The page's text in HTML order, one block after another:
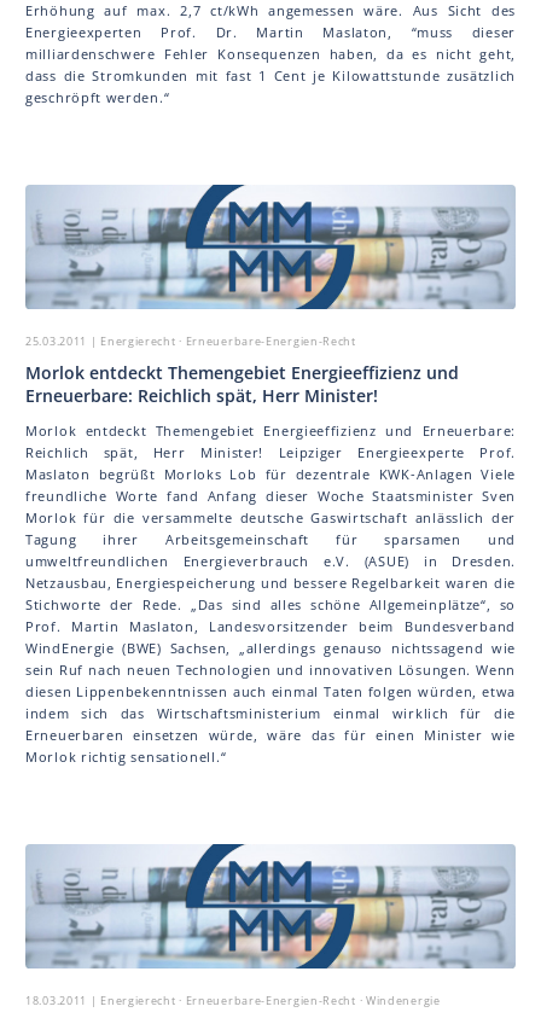
Erhöhung auf max. 2,7 ct/kWh angemessen wäre. Aus Sicht des
Energieexperten Prof. Dr. Martin Mas la ton, “muss dieser
milliardenschwere Fehler Konsequenzen haben, da es nicht geht,
dass die Stromkunden mit fast 1 Cent je Kilowattstunde zusätzlich
geschröpft werden.“
25.03.2011 | Energierecht · Erneuerbare-Energien-Recht
Morlok entdeckt Themengebiet Energieeffizienz und
Erneuerbare: Reichlich spät, Herr Minister!
Morlok entdeckt Themengebiet Energieeffizienz und Erneuerbare:
Reichlich spät, Herr Minister! Leipziger Energieexperte Prof.
Mas la ton begrüßt Morloks Lob für dezentrale KWK-Anlagen Viele
freundliche Worte fand Anfang dieser Woche Staatsminister Sven
Morlok für die versammelte deutsche Gaswirtschaft anlässlich der
Tagung ihrer Arbeitsgemeinschaft für sparsamen und
umweltfreundlichen Energieverbrauch e.V. (ASUE) in Dresden.
Netzausbau, Energiespeicherung und bessere Regelbarkeit waren die
Stichworte der Rede. „Das sind alles schöne Allgemeinplätze“, so
Prof. Martin Mas la ton, Landesvorsitzender beim Bundesverband
WindEnergie (BWE) Sachsen, „allerdings genauso nichtssagend wie
sein Ruf nach neuen Technologien und innovativen Lösungen. Wenn
diesen Lippenbekenntnissen auch einmal Taten folgen würden, etwa
indem sich das Wirtschaftsministerium einmal wirklich für die
Erneuerbaren einsetzen würde, wäre das für einen Minister wie
Morlok richtig sensationell.“
18.03.2011 | Energierecht · Erneuerbare-Energien-Recht · Windenergie